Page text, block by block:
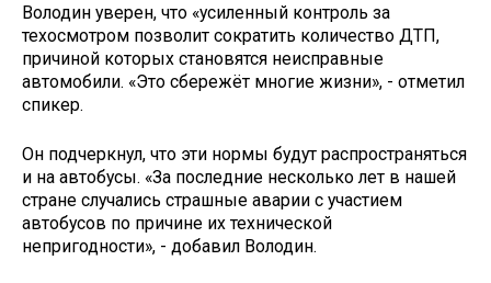
Володин уверен, что «усиленный контроль за
техосмотром позволит сократить количество ДТП,
причиной которых становятся неисправные
автомобили. «Это сбережёт многие жизни», - отметил
спикер.
Он подчеркнул, что эти нормы будут распространяться
и на автобусы. «За последние несколько лет в нашей
стране случались страшные аварии с участием
автобусов по причине их технической
непригодности», - добавил Володин.